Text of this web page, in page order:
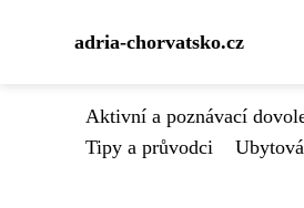
adria-chorvatsko.cz
Aktivní a poznávací
Tipy a průvodci